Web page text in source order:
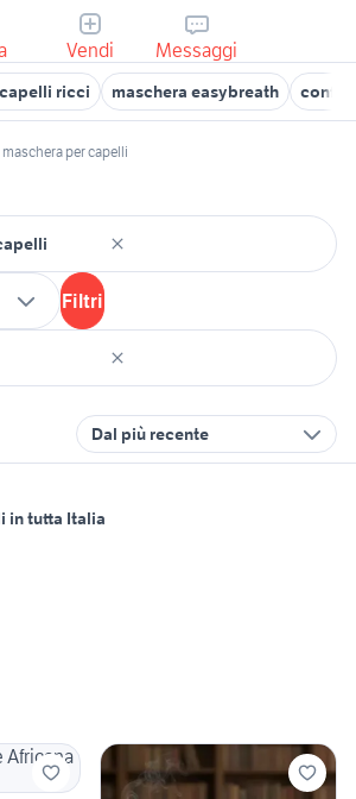
Vendi Messaggi
ricci maschera easybreath
maschera per capelli
Filtri
Dal più recente
in tutta Italia